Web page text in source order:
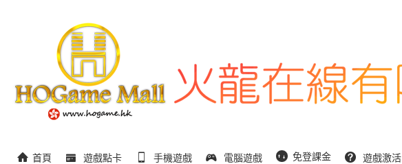
首頁 遊戲點卡 手機遊戲 電腦遊戲 免登課金 遊戲激活